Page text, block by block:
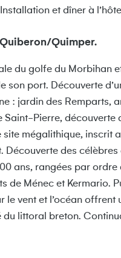
et dîner à
Quimper.
du golfe du Morbihan
port. Découverte
: jardin des Remparts,
Pierre, découverte
mégalithique, inscrit
Découverte des
ans, rangées par
de Ménec et Kermario.
vent et l’océan
littoral breton.